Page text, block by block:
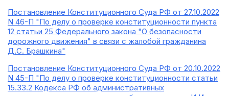
Постановление Конституционного Суда РФ от 27.10.2022
N 46-П "По делу о проверке конституционности пункта
12 статьи 25 Федерального закона "О безопасности
дорожного движения" в связи с жалобой гражданина
Д.С. Брашкина"
Постановление Конституционного Суда РФ от 20.10.2022
N 45-П "По делу о проверке конституционности статьи
15.33.2 Кодекса РФ об административных